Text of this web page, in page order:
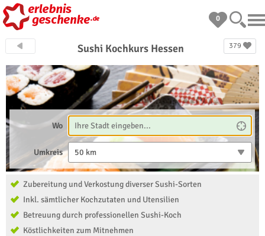
0
379
Sushi Kochkurs Hessen
Wo
Umkreis 50 km
Zubereitung und Verkostung diverser Sushi-Sorten
Inkl. sämtlicher Kochzutaten und Utensilien
Betreuung durch professionellen Sushi-Koch
Köstlichkeiten zum Mitnehmen